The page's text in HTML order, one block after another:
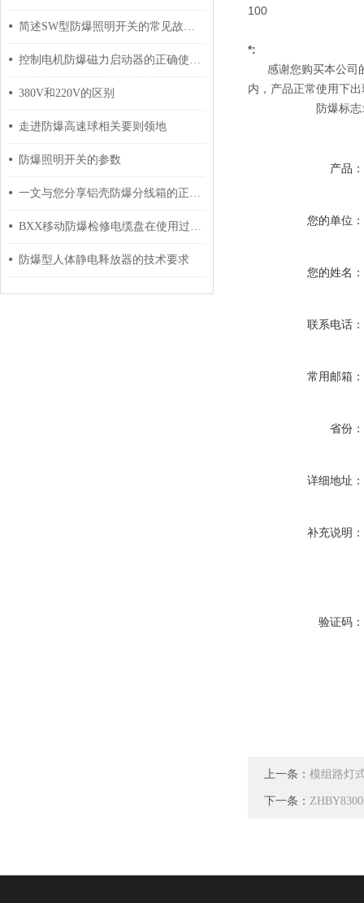
简述SW型防爆照明开关的常见故障相应解决方法
控制电机防爆磁力启动器的正确使用建议
380V和220V的区别
走进防爆高速球相关要则领地
防爆照明开关的参数
一文与您分享铝壳防爆分线箱的正确安全操作方法
BXX移动防爆检修电缆盘在使用过程中的常见故障解决方法
防爆型人体静电释放器的技术要求
100
*:
感谢您购买本公司的
内，产品正常使用下
防爆标志
产品：
您的单位：
您的姓名：
联系电话：
常用邮箱：
省份：
详细地址：
补充说明：
验证码：
上一条： 模组路灯
下一条：